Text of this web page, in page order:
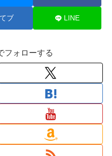
ブ LINE
フォローする